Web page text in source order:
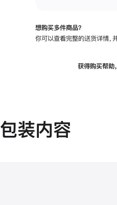
可
斜
想购买多件商品？
你可以查看完整的送货详情，
获得购买帮助，
包装内容